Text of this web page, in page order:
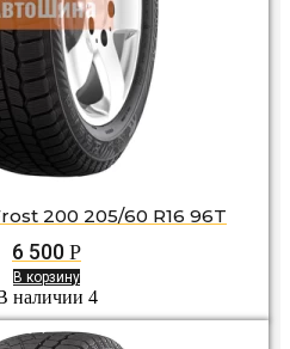
200 205/60 R16 96T
6 500 Р
В корзину
наличии 4